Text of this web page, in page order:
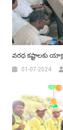
వరధ కష్టాలకు
01-07-2024